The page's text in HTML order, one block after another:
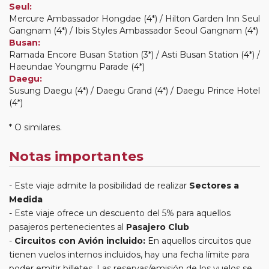
Seul:
Mercure Ambassador Hongdae (4*) / Hilton Garden Inn Seul
Gangnam (4*) / Ibis Styles Ambassador Seoul Gangnam (4*)
Busan:
Ramada Encore Busan Station (3*) / Asti Busan Station (4*) /
Haeundae Youngmu Parade (4*)
Daegu:
Susung Daegu (4*) / Daegu Grand (4*) / Daegu Prince Hotel
(4*)
* O similares.
Notas importantes
Este viaje admite la posibilidad de realizar Sectores a
Medida
Este viaje ofrece un descuento del 5% para aquellos
pasajeros pertenecientes al Pasajero Club
Circuitos con Avión incluido: En aquellos circuitos que
tienen vuelos internos incluidos, hay una fecha límite para